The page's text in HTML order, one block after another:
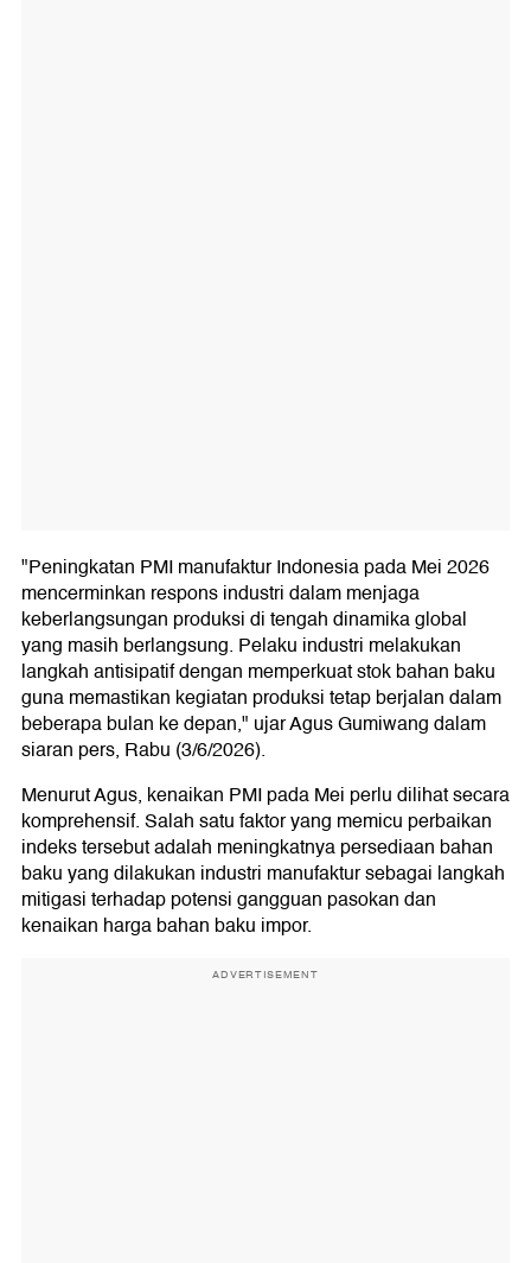
"Peningkatan PMI manufaktur Indonesia pada Mei 2026
mencerminkan respons industri dalam menjaga
keberlangsungan produksi di tengah dinamika global
yang masih berlangsung. Pelaku industri melakukan
langkah antisipatif dengan memperkuat stok bahan baku
guna memastikan kegiatan produksi tetap berjalan dalam
beberapa bulan ke depan," ujar Agus Gumiwang dalam
siaran pers, Rabu (3/6/2026).
Menurut Agus, kenaikan PMI pada Mei perlu dilihat secara
komprehensif. Salah satu faktor yang memicu perbaikan
indeks tersebut adalah meningkatnya persediaan bahan
baku yang dilakukan industri manufaktur sebagai langkah
mitigasi terhadap potensi gangguan pasokan dan
kenaikan harga bahan baku impor.
ADVERTISEMENT